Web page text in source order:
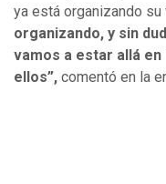
ya está organizando su
organizando, y sin
vamos a estar allá
ellos”, comentó en la